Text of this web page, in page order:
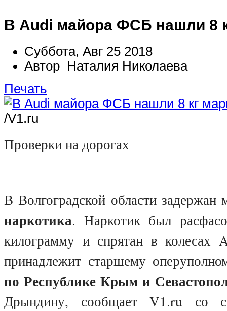
В Audi майора ФСБ нашли 8
Суббота, Авг 25 2018
Автор Наталия Николаева
Печать
/V1.ru
Проверки на дорогах
В Волгоградской области
наркотика. Наркотик был
килограмму и спрятан в колесах
принадлежит старшему
по Республике Крым и
Дрындину, сообщает V1.ru со